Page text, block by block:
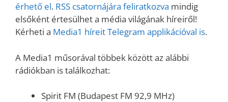
érhető el. RSS csatornájára feliratkozva mindig
elsőként értesülhet a média világának híreiről!
Kérheti a Media1 híreit Telegram applikációval is.
A Media1 műsorával többek között az alábbi
rádiókban is találkozhat:
Spirit FM (Budapest FM 92,9 MHz)